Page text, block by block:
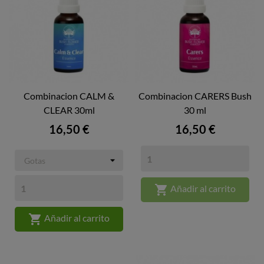
Combinacion CALM &
CLEAR 30ml
Precio
16,50 €
 Añadir al carrito
Combinacion CARERS Bush
30 ml
Precio
16,50 €
 Añadir al carrito